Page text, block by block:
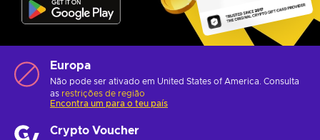
Europa
Não pode ser ativado em United States of America. Consulta
as restrições de região
Encontra um para o teu país
Crypto Voucher